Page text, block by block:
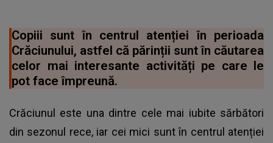
Copiii sunt în centrul atenției în perioada
Crăciunului, astfel că părinții sunt în căutarea
celor mai interesante activități pe care le
pot face împreună.
Crăciunul este una dintre cele mai iubite sărbători
din sezonul rece, iar cei mici sunt în centrul atenției